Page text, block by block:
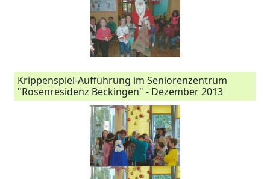
Krippenspiel-Aufführung im Seniorenzentrum
"Rosenresidenz Beckingen" - Dezember 2013